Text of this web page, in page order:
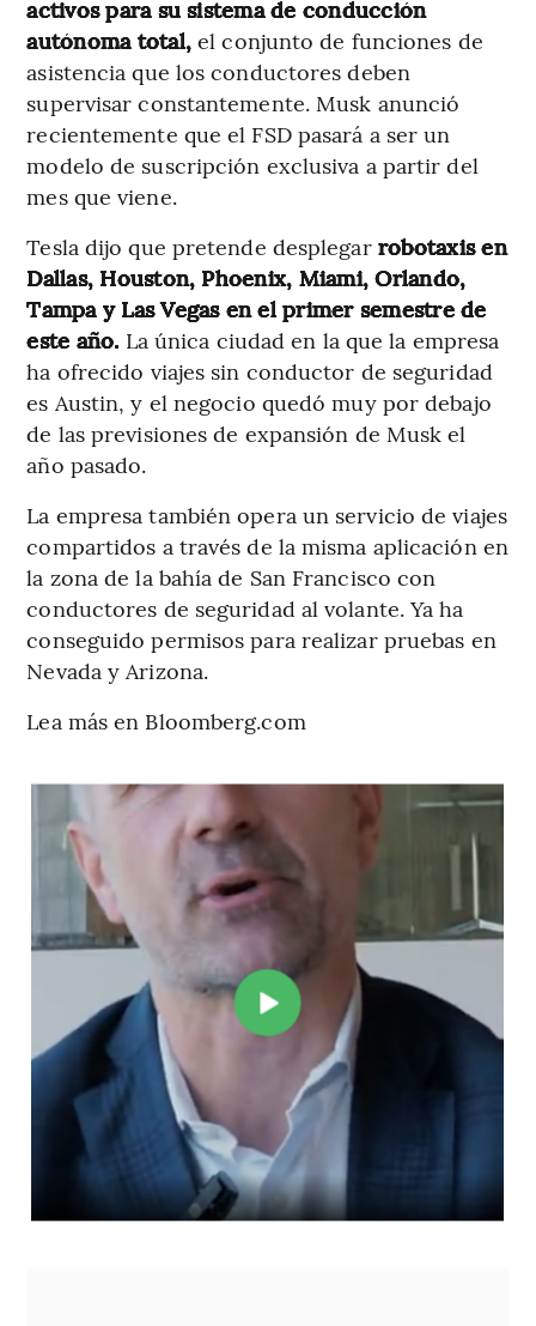
activos para su sistema de conducción
autónoma total, el conjunto de funciones de
asistencia que los conductores deben
supervisar constantemente. Musk anunció
recientemente que el FSD pasará a ser un
modelo de suscripción exclusiva a partir del
mes que viene.
Tesla dijo que pretende desplegarrobotaxis en
Dallas, Houston, Phoenix, Miami, Orlando,
Tampa y Las Vegas en el primer semestre de
este año. La única ciudad en la que la empresa
ha ofrecido viajes sin conductor de seguridad
es Austin, y el negocio quedó muy por debajo
de las previsiones de expansión de Musk el
año pasado.
La empresa también opera un servicio de viajes
compartidos a través de la misma aplicación en
la zona de la bahía de San Francisco con
conductores de seguridad al volante. Ya ha
conseguido permisos para realizar pruebas en
Nevada y Arizona.
Lea más en Bloomberg.com